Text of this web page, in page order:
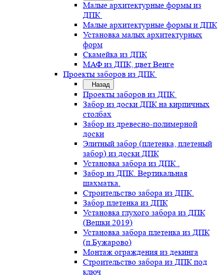
Малые архитектурные формы из
ДПК
Малые архитектурные формы и ДПК
Установка малых архитектурных
форм
Скамейка из ДПК
МАФ из ДПК, цвет Венге
Проекты заборов из ДПК
Назад
Проекты заборов из ДПК
Забор из доски ДПК на кирпичных
столбах
Забор из древесно-полимерной
доски
Элитный забор (плетенка, плетеный
забор) из доски ДПК
Установка забора из ДПК .
Забор из ДПК. Вертикальная
шахматка.
Строительство забора из ДПК.
Забор плетенка из ДПК
Установка глухого забора из ДПК
(Вешки 2019)
Установка забора плетенка из ДПК
(п.Бужарово)
Монтаж ограждения из декинга
Строительство забора из ДПК под
ключ